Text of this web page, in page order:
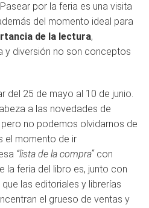
por la feria es una visita
del momento ideal para
de la lectura,
y diversión no son conceptos
del 25 de mayo al 10 de junio.
a las novedades de
no podemos olvidarnos de
el momento de ir
“lista de la compra”con
la feria del libro es, junto con
las editoriales y librerías
el grueso de ventas y